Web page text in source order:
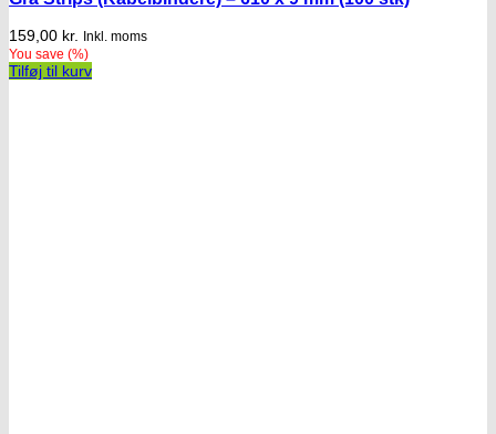
159,00 kr. Inkl. moms
You save (%)
Tilføj til kurv